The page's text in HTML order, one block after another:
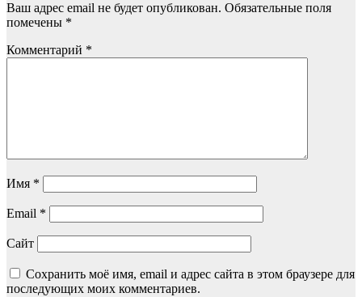
Ваш адрес email не будет опубликован. Обязательные поля
помечены *
Комментарий *
Имя *
Email *
Сайт
Сохранить моё имя, email и адрес сайта в этом браузере для
последующих моих комментариев.